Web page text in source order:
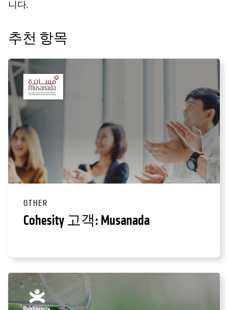
니다.
추천 항목
OTHER
Cohesity 고객: Musanada